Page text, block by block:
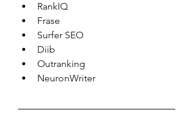
RankIQ
Frase
Surfer SEO
Diib
Outranking
NeuronWriter